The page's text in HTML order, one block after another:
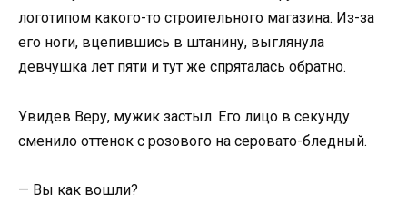
логотипом какого-то строительного магазина. Из-за
его ноги, вцепившись в штанину, выглянула
девчушка лет пяти и тут же спряталась обратно.
Увидев Веру, мужик застыл. Его лицо в секунду
сменило оттенок с розового на серовато-бледный.
— Вы как вошли?